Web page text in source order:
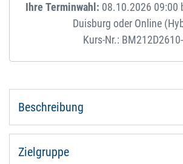
Ihre Terminwahl: 08.10.2026 09:00
Duisburg oder Online
Kurs-Nr.:
Beschreibung
Zielgruppe